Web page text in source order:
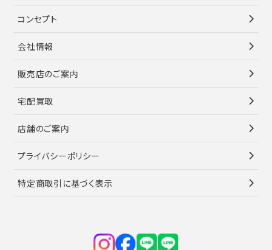
コンセプト
会社情報
販売店のご案内
宅配買取
店舗のご案内
プライバシーポリシー
特定商取引に基づく表示